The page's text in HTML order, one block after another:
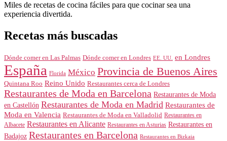
Miles de recetas de cocina fáciles para que cocinar sea una
experiencia divertida.
Recetas más buscadas
Dónde comer en Las Palmas Dónde comer en Londres EE. UU. en Londres
España Florida México Provincia de Buenos Aires
Quintana Roo Reino Unido Restaurantes cerca de Londres
Restaurantes de Moda en Barcelona Restaurantes de Moda
en Castellón Restaurantes de Moda en Madrid Restaurantes de
Moda en Valencia Restaurantes de Moda en Valladolid Restaurantes en
Albacete Restaurantes en Alicante Restaurantes en Asturias Restaurantes en
Badajoz Restaurantes en Barcelona Restaurantes en Bizkaia